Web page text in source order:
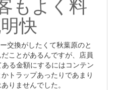
もよく料
快
交換がしたくて秋葉原のと
ことがあるんですが、店員
る金額にするにはコンテン
トラップあったりであまり
りませんでした。